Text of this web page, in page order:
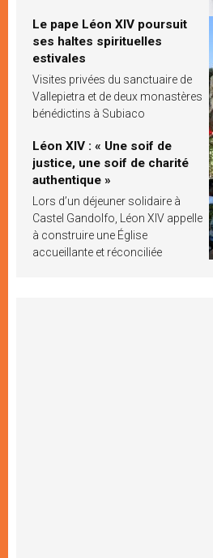
Le pape Léon XIV poursuit
ses haltes spirituelles
estivales
Visites privées du sanctuaire de
Vallepietra et de deux monastères
bénédictins à Subiaco
Léon XIV : « Une soif de
justice, une soif de charité
authentique »
Lors d’un déjeuner solidaire à
Castel Gandolfo, Léon XIV appelle
à construire une Église
accueillante et réconciliée